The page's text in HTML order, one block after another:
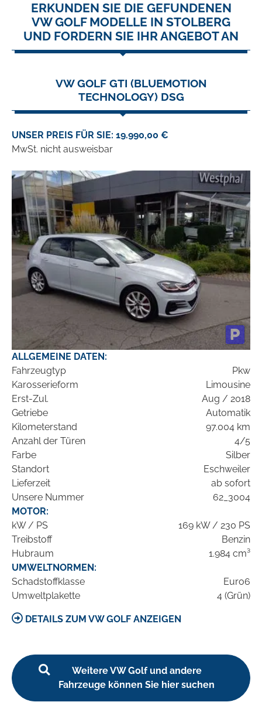
ERKUNDEN SIE DIE GEFUNDENEN
VW GOLF MODELLE IN STOLBERG
UND FORDERN SIE IHR ANGEBOT AN
VW GOLF GTI (BLUEMOTION
TECHNOLOGY) DSG
UNSER PREIS FÜR SIE: 19.990,00 €
MwSt. nicht ausweisbar
ALLGEMEINE DATEN:
Fahrzeugtyp
Pkw
Karosserieform
Limousine
Erst-Zul.
Aug / 2018
Getriebe
Automatik
Kilometerstand
97.004 km
Anzahl der Türen
4/5
Farbe
Silber
Standort
Eschweiler
Lieferzeit
ab sofort
Unsere Nummer
62_3004
MOTOR:
kW / PS
169 kW / 230 PS
Treibstoff
Benzin
Hubraum
1.984 cm³
UMWELTNORMEN:
Schadstoffklasse
Euro6
Umweltplakette
4 (Grün)
DETAILS ZUM VW GOLF ANZEIGEN
Weitere VW Golf und andere
Fahrzeuge können Sie hier suchen